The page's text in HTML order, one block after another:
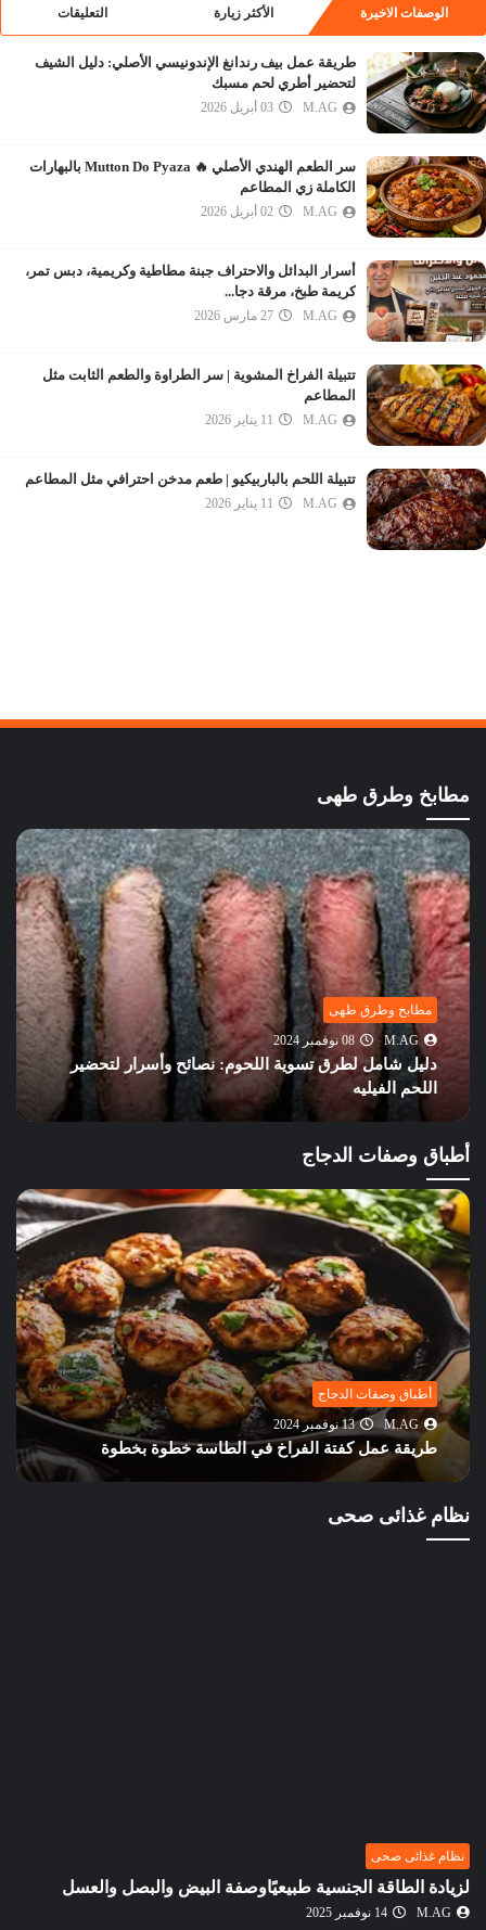
الوصفات الاخيرة الأكثر زيارة التعليقات
طريقة عمل بيف رندانغ الإندونيسي الأصلي: دليل الشيف
لتحضير أطري لحم مسبك
M.AG 03 أبريل 2026
سر الطعم الهندي الأصلي 🔥 Mutton Do Pyaza بالبهارات
الكاملة زي المطاعم
M.AG 02 أبريل 2026
أسرار البدائل والاحتراف جبنة مطاطية وكريمية، دبس تمر،
كريمة طبخ، مرقة دجا...
M.AG 27 مارس 2026
تتبيلة الفراخ المشوية | سر الطراوة والطعم الثابت مثل
المطاعم
M.AG 11 يناير 2026
تتبيلة اللحم بالباربيكيو | طعم مدخن احترافي مثل المطاعم
M.AG 11 يناير 2026
مطابخ وطرق طهى
مطابخ وطرق طهى
M.AG
08 نوفمبر 2024
دليل شامل لطرق تسوية اللحوم: نصائح وأسرار لتحضير
اللحم الفيليه
أطباق وصفات الدجاج
أطباق وصفات الدجاج
M.AG
13 نوفمبر 2024
طريقة عمل كفتة الفراخ في الطاسة خطوة بخطوة
نظام غذائى صحى
نظام غذائى صحى
لزيادة الطاقة الجنسية طبيعيًاوصفة البيض والبصل والعسل
M.AG 14 نوفمبر 2025